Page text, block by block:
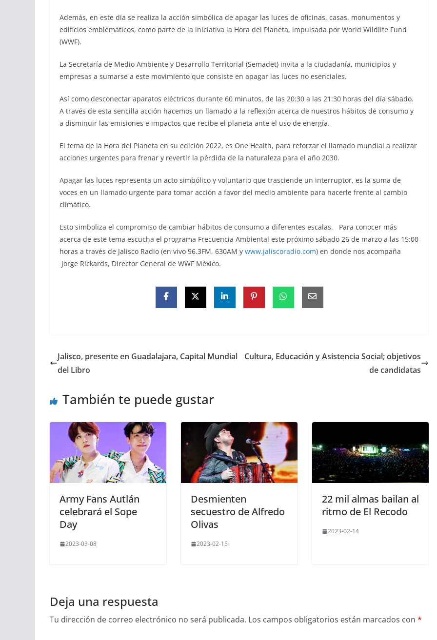
Además, en este día se realiza la acción simbólica de apagar las luces de oficinas, casas, monumentos y
edificios emblemáticos, como parte de la iniciativa la Hora del Planeta, impulsada por World Wildlife Fund
(WWF).
La Secretaría de Medio Ambiente y Desarrollo Territorial (Semadet) invita a la ciudadanía, municipios y
empresas a sumarse a este movimiento que consiste en apagar las luces no esenciales.
Así como desconectar aparatos eléctricos durante 60 minutos, de las 20:30 a las 21:30 horas del día sábado.
A través de esta sencilla acción hacemos un llamado a la reflexión acerca de nuestros hábitos de consumo y
a disminuir las emisiones e impactos que recibe el planeta ante el uso de energía.
El tema de la Hora del Planeta en su edición 2022, es One Health, para reforzar el llamado mundial a realizar
acciones urgentes para frenar y revertir la pérdida de la naturaleza para el año 2030.
Apagar las luces representa un acto simbólico y voluntario que trasciende un interruptor, es la suma de
voces en un llamado urgente para tomar acción a favor del medio ambiente para hacerle frente al cambio
climático.
Esto simboliza el compromiso de cambiar hábitos de consumo a diferentes escalas. Para conocer más
acerca de este tema escucha el programa Frecuencia Ambiental este próximo sábado 26 de marzo a las 15:00
horas a través de Jalisco Radio (en vivo 96.3FM, 630AM y www.jaliscoradio.com) en donde nos acompaña
Jorge Rickards, Director General de WWF México.
Jalisco, presente en Guadalajara, Capital Mundial
del Libro
Cultura, Educación y Asistencia Social; objetivos
de candidatas
También te puede gustar
Army Fans Autlán
celebrará el Sope
Day
2023-03-08
Desmienten
secuestro de Alfredo
Olivas
2023-02-15
22 mil almas bailan al
ritmo de El Recodo
2023-02-14
Deja una respuesta
Tu dirección de correo electrónico no será publicada. Los campos obligatorios están marcados con *